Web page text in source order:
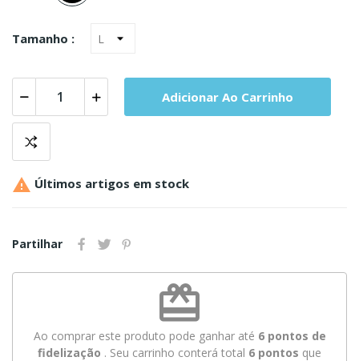
Tamanho :
Adicionar Ao Carrinho
 Últimos artigos em stock
Partilhar
redeem
Ao comprar este produto pode ganhar até 6pontos de
fidelização . Seu carrinho conterá total 6 pontos que